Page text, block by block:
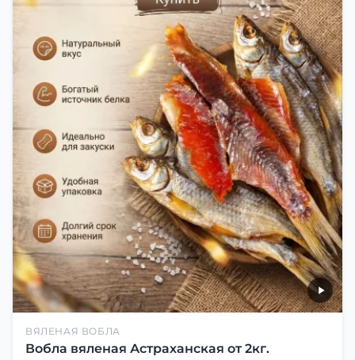
ВЯЛЕНАЯ ВОБЛА
Вобла вяленая Астраханская от 2кг.